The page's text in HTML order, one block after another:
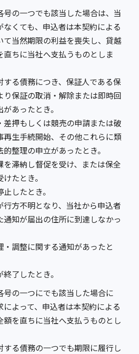
号の一つでも該当した場合は、当
なくても、申込者は本契約による
て当然期限の利益を喪失し、貸越
直ちに当社へ支払うものとしま
する債務につき、保証人である保
り保証の取消・解除または即時回
あったとき。
差押もしくは競売の申請または破
再生手続開始、その他これらに類
的整理の申立があったとき。
を滞納し督促を受け、または保全
たとき。
したとき。
行方不明となり、当社から申込者
通知が届出の住所に到達しなかっ
・調整に関する通知があったと
了したとき。
号の一つにでも該当した場合に
によって、申込者は本契約による
額を直ちに当社へ支払うものとし
する債務の一つでも期限に履行し